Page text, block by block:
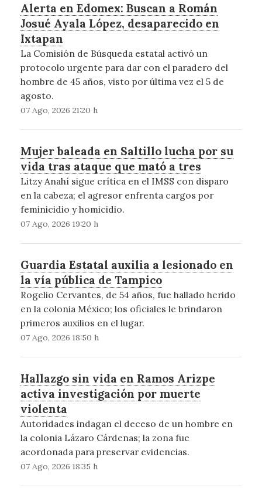
Alerta en Edomex: Buscan a Román
Josué Ayala López, desaparecido en
Ixtapan
La Comisión de Búsqueda estatal activó un
protocolo urgente para dar con el paradero del
hombre de 45 años, visto por última vez el 5 de
agosto.
07 Ago, 2026 21:20 h
Mujer baleada en Saltillo lucha por su
vida tras ataque que mató a tres
Litzy Anahí sigue crítica en el IMSS con disparo
en la cabeza; el agresor enfrenta cargos por
feminicidio y homicidio.
07 Ago, 2026 19:20 h
Guardia Estatal auxilia a lesionado en
la vía pública de Tampico
Rogelio Cervantes, de 54 años, fue hallado herido
en la colonia México; los oficiales le brindaron
primeros auxilios en el lugar.
07 Ago, 2026 18:50 h
Hallazgo sin vida en Ramos Arizpe
activa investigación por muerte
violenta
Autoridades indagan el deceso de un hombre en
la colonia Lázaro Cárdenas; la zona fue
acordonada para preservar evidencias.
07 Ago, 2026 18:35 h